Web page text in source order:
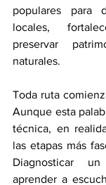
populares para
locales,
preservar
naturales.
Toda ruta
Aunque esta
técnica, en
las etapas más
Diagnosticar
aprender a